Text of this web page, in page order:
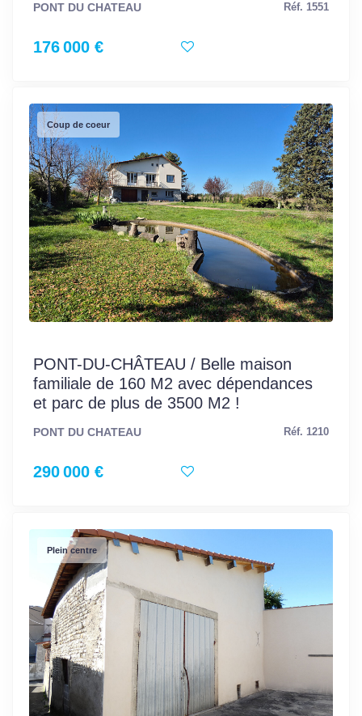
PONT DU CHATEAU Réf. 1551
176 000 €
Coup de coeur
PONT-DU-CHÂTEAU / Belle maison
familiale de 160 M2 avec dépendances
et parc de plus de 3500 M2 !
PONT DU CHATEAU Réf. 1210
290 000 €
Plein centre